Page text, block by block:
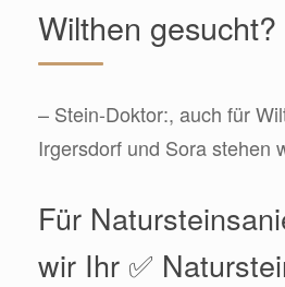
Wilthen gesucht?
– Stein-Doktor:, auch für
Irgersdorf und Sora stehen
Für
wir Ihr ✅